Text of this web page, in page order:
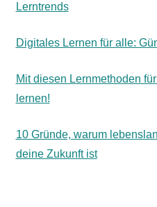
Lerntrends
Digitales Lernen für alle:
Mit diesen Lernmethoden
lernen!
10 Gründe, warum
deine Zukunft ist